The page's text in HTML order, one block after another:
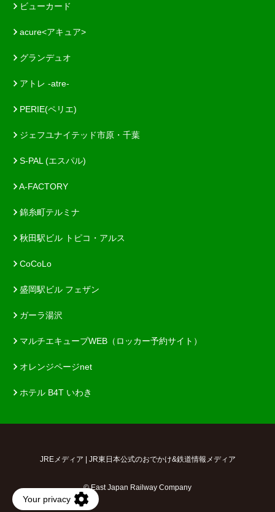
ビューカード
acure<アキュア>
グランデュオ
アトレ -atre-
PERIE(ペリエ)
ジェフユナイテッド市原・千葉
S-PAL (エスパル)
A-FACTORY
錦糸町テルミナ
秋田駅ビル トピコ・アルス
CoCoLo
盛岡駅ビル フェザン
ガーラ湯沢
マルチエキューブWEB（ロッカー予約サイト）
オレンジページnet
ホテル B4T いわき
JREメディア | JR東日本公式のおでかけ&鉄道情報メディア
© East Japan Railway Company